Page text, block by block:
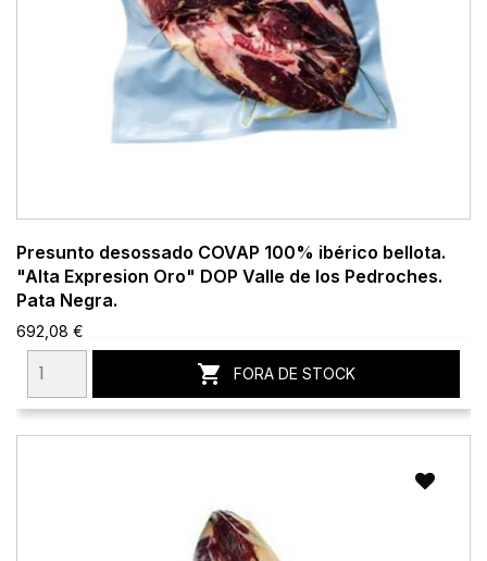
Presunto desossado COVAP 100% ibérico bellota.
"Alta Expresion Oro" DOP Valle de los Pedroches.
Pata Negra.
692,08 €
 FORA DE STOCK